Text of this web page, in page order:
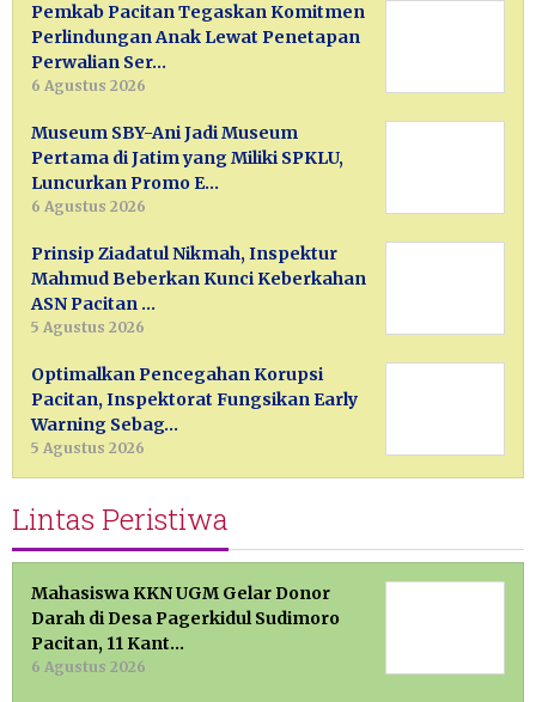
Pemkab Pacitan Tegaskan Komitmen
Perlindungan Anak Lewat Penetapan
Perwalian Ser…
6 Agustus 2026
Museum SBY-Ani Jadi Museum
Pertama di Jatim yang Miliki SPKLU,
Luncurkan Promo E…
6 Agustus 2026
Prinsip Ziadatul Nikmah, Inspektur
Mahmud Beberkan Kunci Keberkahan
ASN Pacitan …
5 Agustus 2026
Optimalkan Pencegahan Korupsi
Pacitan, Inspektorat Fungsikan Early
Warning Sebag…
5 Agustus 2026
Lintas Peristiwa
Mahasiswa KKN UGM Gelar Donor
Darah di Desa Pagerkidul Sudimoro
Pacitan, 11 Kant…
6 Agustus 2026